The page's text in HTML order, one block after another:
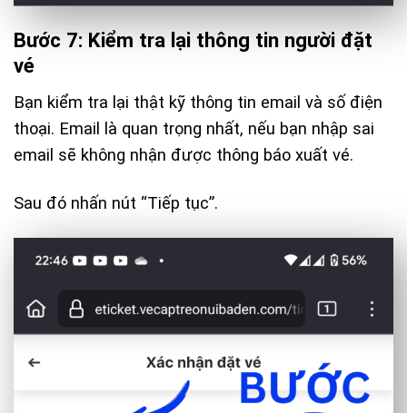
Bước 7: Kiểm tra lại thông tin người đặt
vé
Bạn kiểm tra lại thật kỹ thông tin email và số điện
thoại. Email là quan trọng nhất, nếu bạn nhập sai
email sẽ không nhận được thông báo xuất vé.
Sau đó nhấn nút “Tiếp tục”.